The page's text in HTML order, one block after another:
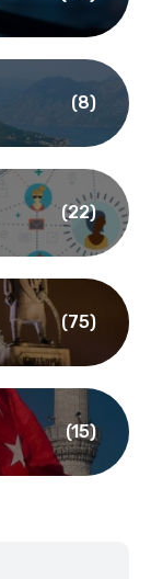
(8)
(22)
(75)
(15)